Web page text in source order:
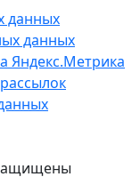
данных
данных
Яндекс.Метрика